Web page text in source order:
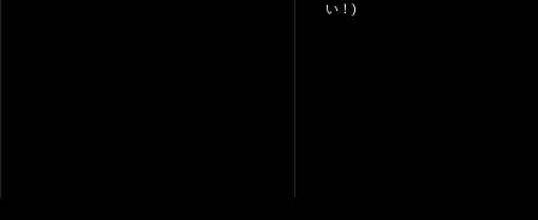
い！)